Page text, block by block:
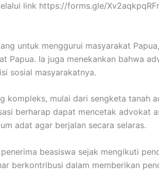
link https://forms.gle/
untuk menggurui masyarakat
Ia juga menekankan bahwa
sosial masyarakatnya.
kompleks, mulai dari sengketa tanah
berharap dapat mencetak advokat
adat agar berjalan secara selaras.
beasiswa sejak mengikuti
berkontribusi dalam memberikan